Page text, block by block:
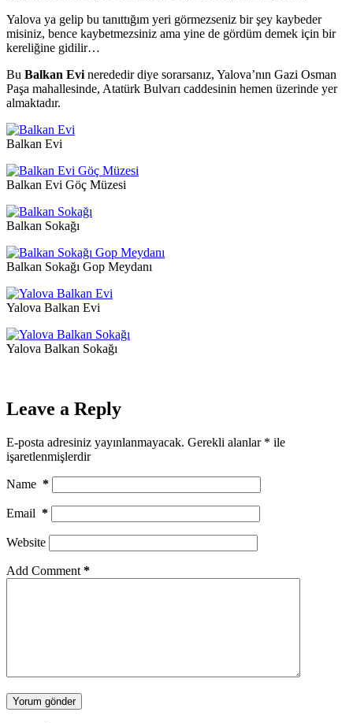
Yalova ya gelip bu tanıttığım yeri görmezseniz bir şey kaybeder
misiniz, bence kaybetmezsiniz ama yine de gördüm demek için bir
kereliğine gidilir…
Bu Balkan Evi nerededir diye sorarsanız, Yalova’nın Gazi Osman
Paşa mahallesinde, Atatürk Bulvarı caddesinin hemen üzerinde yer
almaktadır.
Balkan Evi
Balkan Evi Göç Müzesi
Balkan Sokağı
Balkan Sokağı Gop Meydanı
Yalova Balkan Evi
Yalova Balkan Sokağı
Leave a Reply
E-posta adresiniz yayınlanmayacak. Gerekli alanlar * ile
işaretlenmişlerdir
Name *
Email *
Website
Add Comment *
Yorum gönder